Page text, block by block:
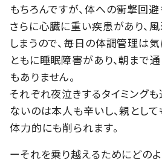
もちろんですが、体への衝撃回避
さらに心臓に重い疾患があり、
しまうので、毎日の体調管理は
ともに睡眠障害があり、朝まで
もありません。
それぞれ夜泣きするタイミング
ないのは本人も辛いし、親とし
体力的にも削られます。
ーそれを乗り越えるためにどの